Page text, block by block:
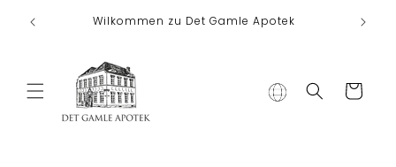
Inhalt
Wilkommen zu Det Gamle Apotek
Warenkorb